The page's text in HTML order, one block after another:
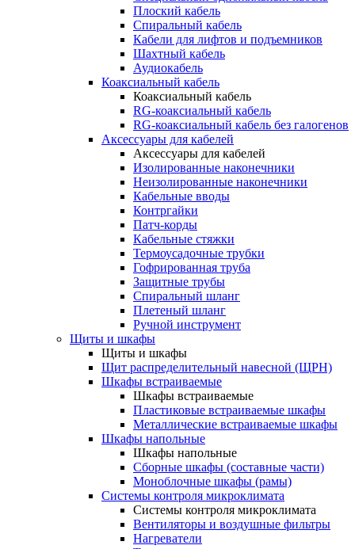
Плоский кабель
Спиральный кабель
Кабели для лифтов и подъемников
Шахтный кабель
Аудиокабель
Коаксиальный кабель
Коаксиальный кабель
RG-коаксиальный кабель
RG-коаксиальный кабель без галогенов
Аксессуары для кабелей
Аксессуары для кабелей
Изолированные наконечники
Неизолированные наконечники
Кабельные вводы
Контргайки
Патч-корды
Кабельные стяжки
Термоусадочные трубки
Гофрированная труба
Защитные трубы
Спиральный шланг
Плетеный шланг
Ручной инструмент
Щиты и шкафы
Щиты и шкафы
Щит распределительный навесной (ЩРН)
Шкафы встраиваемые
Шкафы встраиваемые
Пластиковые встраиваемые шкафы
Металлические встраиваемые шкафы
Шкафы напольные
Шкафы напольные
Сборные шкафы (составные части)
Моноблочные шкафы (рамы)
Системы контроля микроклимата
Системы контроля микроклимата
Вентиляторы и воздушные фильтры
Нагреватели